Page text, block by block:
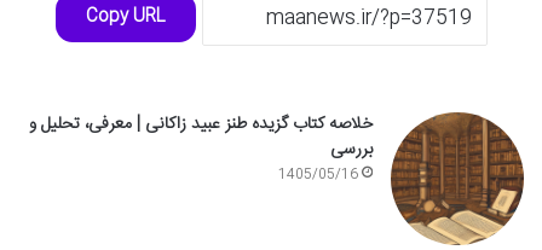
Copy URL
خلاصه کتاب گزیده طنز عبید زاکانی | معرفی، تحلیل و
بررسی
1405/05/16